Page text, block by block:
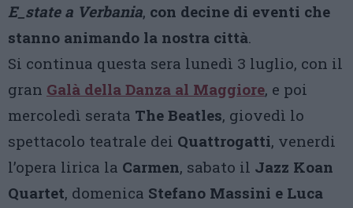
E_state a Verbania, con decine di eventi che
stanno animando la nostra città.
Si continua questa sera lunedì 3 luglio, con il
gran Galà della Danza al Maggiore, e poi
mercoledì serata The Beatles, giovedì lo
spettacolo teatrale dei Quattrogatti, venerdi
l’opera lirica la Carmen, sabato il Jazz Koan
Quartet, domenica Stefano Massini e Luca